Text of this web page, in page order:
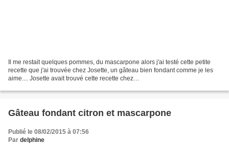
Il me restait quelques pommes, du mascarpone alors j'ai testé cette petite
recette que j'ai trouvée chez Josette, un gâteau bien fondant comme je les
aime.... Josette avait trouvé cette recette chez
Gâteau fondant citron et mascarpone
Publié le 08/02/2015 à 07:56
Par delphine